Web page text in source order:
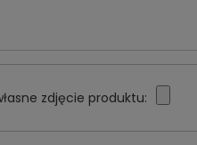
zdjęcie produktu: